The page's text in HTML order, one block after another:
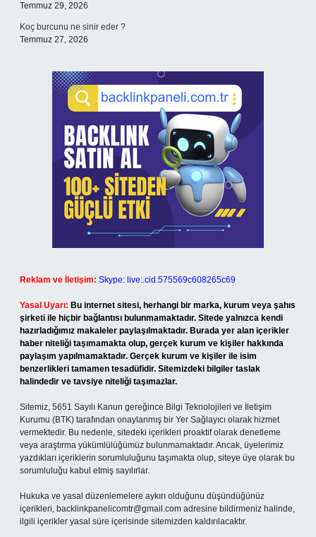
Temmuz 29, 2026
Koç burcunu ne sinir eder ?
Temmuz 27, 2026
Reklam ve İletişim: Skype: live:.cid.575569c608265c69
Yasal Uyarı: Bu internet sitesi, herhangi bir marka, kurum veya şahıs
şirketi ile hiçbir bağlantısı bulunmamaktadır. Sitede yalnızca kendi
hazırladığımız makaleler paylaşılmaktadır. Burada yer alan içerikler
haber niteliği taşımamakta olup, gerçek kurum ve kişiler hakkında
paylaşım yapılmamaktadır. Gerçek kurum ve kişiler ile isim
benzerlikleri tamamen tesadüfidir. Sitemizdeki bilgiler taslak
halindedir ve tavsiye niteliği taşımazlar.
Sitemiz, 5651 Sayılı Kanun gereğince Bilgi Teknolojileri ve İletişim
Kurumu (BTK) tarafından onaylanmış bir Yer Sağlayıcı olarak hizmet
vermektedir. Bu nedenle, sitedeki içerikleri proaktif olarak denetleme
veya araştırma yükümlülüğümüz bulunmamaktadır. Ancak, üyelerimiz
yazdıkları içeriklerin sorumluluğunu taşımakta olup, siteye üye olarak bu
sorumluluğu kabul etmiş sayılırlar.
Hukuka ve yasal düzenlemelere aykırı olduğunu düşündüğünüz
içerikleri, backlinkpanelicomtr@gmail.com adresine bildirmeniz halinde,
ilgili içerikler yasal süre içerisinde sitemizden kaldırılacaktır.